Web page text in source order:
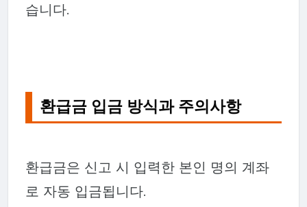
습니다.
환급금 입금 방식과 주의사항
환급금은 신고 시 입력한 본인 명의 계좌
로 자동 입금됩니다.